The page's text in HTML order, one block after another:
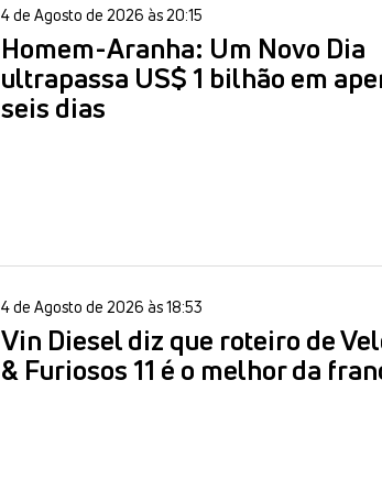
4 de Agosto de 2026 às 20:15
Homem-Aranha: Um Novo Dia
ultrapassa US$ 1 bilhão em
seis dias
4 de Agosto de 2026 às 18:53
Vin Diesel diz que roteiro de
& Furiosos 11 é o melhor da